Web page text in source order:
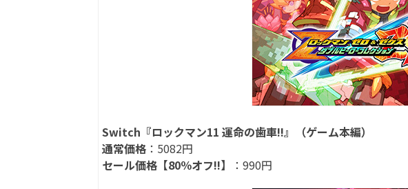
Switch『ロックマン11 運命の歯車!!』（ゲーム本編）
通常価格 ：5082円
セール価格【80％オフ!!】
：990円